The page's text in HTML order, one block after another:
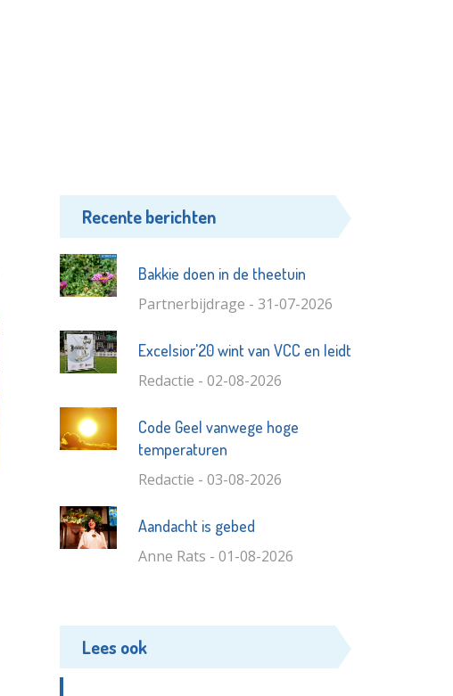
Recente berichten
Bakkie doen in de theetuin
Partnerbijdrage - 31-07-2026
Excelsior'20 wint van VCC en leidt
Redactie - 02-08-2026
Code Geel vanwege hoge
temperaturen
Redactie - 03-08-2026
Aandacht is gebed
Anne Rats - 01-08-2026
Lees ook